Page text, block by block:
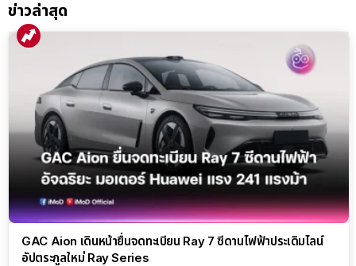
ข่าวล่าสุด
GAC Aion เดินหน้ายื่นจดทะเบียน Ray 7 ซีดานไฟฟ้าประเดิมไลน์
อัปตระกูลใหม่ Ray Series